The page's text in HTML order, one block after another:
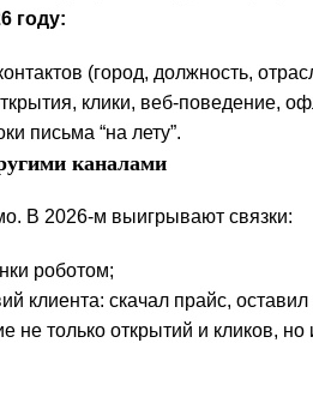
году:
(город, должность,
клики, веб-поведение,
письма “на лету”.
каналами
В 2026-м выигрывают связки:
роботом;
клиента: скачал прайс,
не только открытий и кликов, но